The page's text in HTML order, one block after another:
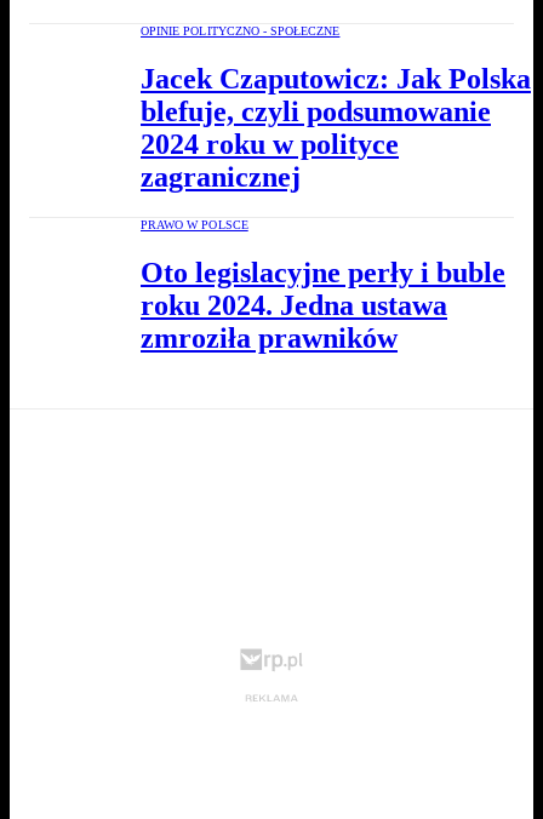
OPINIE POLITYCZNO - SPOŁECZNE
Jacek Czaputowicz: Jak Polska
blefuje, czyli podsumowanie
2024 roku w polityce
zagranicznej
PRAWO W POLSCE
Oto legislacyjne perły i buble
roku 2024. Jedna ustawa
zmroziła prawników